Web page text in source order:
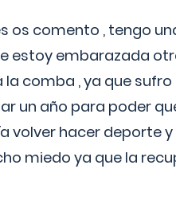
os comento , tengo
estoy embarazada
comba , ya que
un año para poder
volver hacer deporte
miedo ya que la